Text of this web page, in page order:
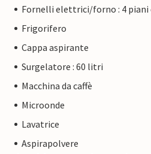
Fornelli elettrici/forno : 4
Frigorifero
Cappa aspirante
Surgelatore : 60 litri
Macchina da caffè
Microonde
Lavatrice
Aspirapolvere